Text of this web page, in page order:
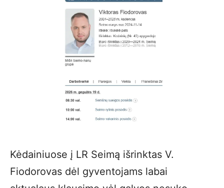
Kėdainiuose į LR Seimą išrinktas V.
Fiodorovas dėl gyventojams labai